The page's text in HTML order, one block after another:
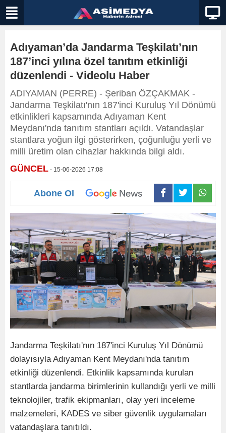
Adıyaman’da Jandarma Teşkilatı’nın
187’inci yılına özel tanıtım etkinliği
düzenlendi - Videolu Haber
ADIYAMAN (PERRE) - Şeriban ÖZÇAKMAK -
Jandarma Teşkilatı'nın 187'inci Kuruluş Yıl Dönümü
etkinlikleri kapsamında Adıyaman Kent
Meydanı'nda tanıtım stantları açıldı. Vatandaşlar
stantlara yoğun ilgi gösterirken, çoğunluğu yerli ve
milli üretim olan cihazlar hakkında bilgi aldı.
GÜNCEL - 15-06-2026 17:08
Abone Ol
Jandarma Teşkilatı'nın 187'inci Kuruluş Yıl Dönümü
dolayısıyla Adıyaman Kent Meydanı'nda tanıtım
etkinliği düzenlendi. Etkinlik kapsamında kurulan
stantlarda jandarma birimlerinin kullandığı yerli ve milli
teknolojiler, trafik ekipmanları, olay yeri inceleme
malzemeleri, KADES ve siber güvenlik uygulamaları
vatandaşlara tanıtıldı.